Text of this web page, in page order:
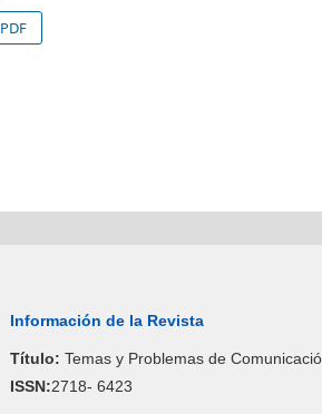
PDF
Información de la Revista
Título: Temas y Problemas de
ISSN:2718- 6423